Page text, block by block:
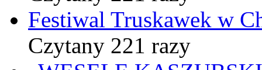
Festiwal Truskawek w
Czytany 221 razy